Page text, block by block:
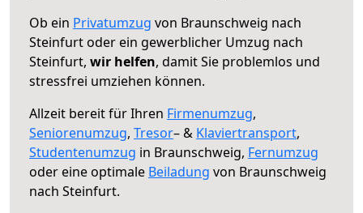
Ob ein Privatumzug von Braunschweig nach
Steinfurt oder ein gewerblicher Umzug nach
Steinfurt, wir helfen, damit Sie problemlos und
stressfrei umziehen können.
Allzeit bereit für Ihren Firmenumzug,
Seniorenumzug, Tresor– & Klaviertransport,
Studentenumzug in Braunschweig, Fernumzug
oder eine optimale Beiladung von Braunschweig
nach Steinfurt.